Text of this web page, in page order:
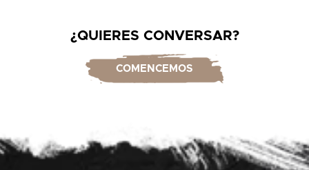
¿QUIERES CONVERSAR?
COMENCEMOS